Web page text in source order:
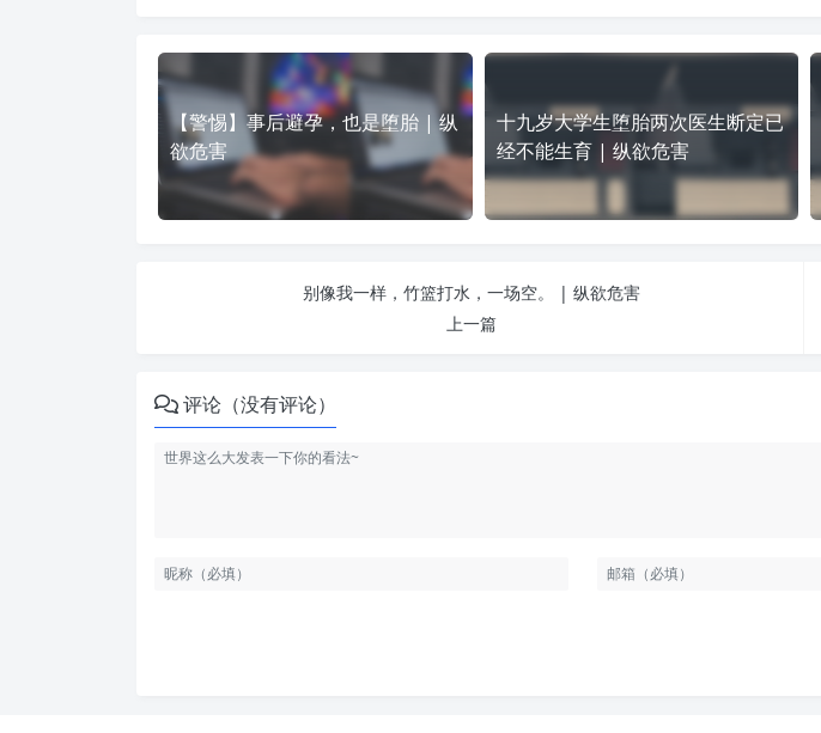
【警惕】事后避孕，也是堕胎 | 纵
欲危害
十九岁大学生堕胎两次医生断定已
经不能生育 | 纵欲危害
别像我一样，竹篮打水，一场空。 | 纵欲危害
上一篇
评论（没有评论）